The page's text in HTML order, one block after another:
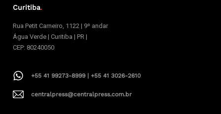
Curitiba.
Rua Petit Carneiro, 1122 | 9º andar
Água Verde | Curitiba | PR |
CEP: 80240050
+55 41 99273-8999 | +55 41 3026-2610
centralpress@centralpress.com.br